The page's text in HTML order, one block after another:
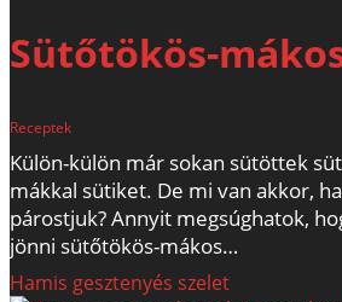
Sütőtökös-
Receptek
Külön-külön már sokan sütöttek
mákkal sütiket. De mi van akkor,
párostjuk? Annyit megsúghatok,
jönni sütőtökös-mákos…
Hamis gesztenyés szelet